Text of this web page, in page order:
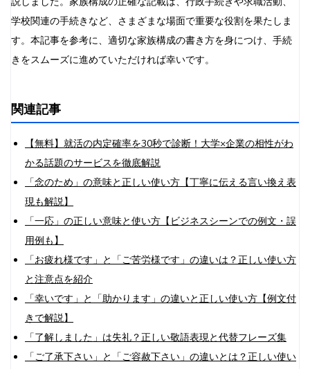
学校関連の手続きなど、さまざまな場面で重要な役割を果たしま
す。本記事を参考に、適切な家族構成の書き方を身につけ、手続
きをスムーズに進めていただければ幸いです。
関連記事
【無料】就活の内定確率を30秒で診断！大学×企業の相性がわ
かる話題のサービスを徹底解説
「念のため」の意味と正しい使い方【丁寧に伝える言い換え表
現も解説】
「一応」の正しい意味と使い方【ビジネスシーンでの例文・誤
用例も】
「お疲れ様です」と「ご苦労様です」の違いは？正しい使い方
と注意点を紹介
「幸いです」と「助かります」の違いと正しい使い方【例文付
きで解説】
「了解しました」は失礼？正しい敬語表現と代替フレーズ集
「ご了承下さい」と「ご容赦下さい」の違いとは？正しい使い